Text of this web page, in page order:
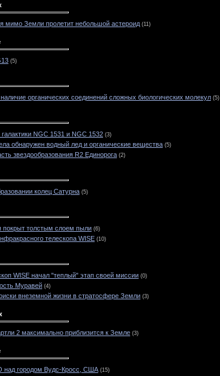
мимо Земли пролетит небольшой астероид (11)
(5)
органических соединений сложных биологических молекул (5)
NGC 1531 и NGC 1532 (3)
обнаружен водный лед и органические вещества (5)
звездообразования R2 Единорога (2)
колец Сатурна (5)
покрыт толстым слоем пыли (6)
телескопа WISE (10)
WISE начал "теплый" этап своей миссии (0)
Муравей (4)
внеземной жизни в стратосфере Земли (3)
2 максимально приблизится к Земле (3)
над городом Вудс-Кросс, США (15)